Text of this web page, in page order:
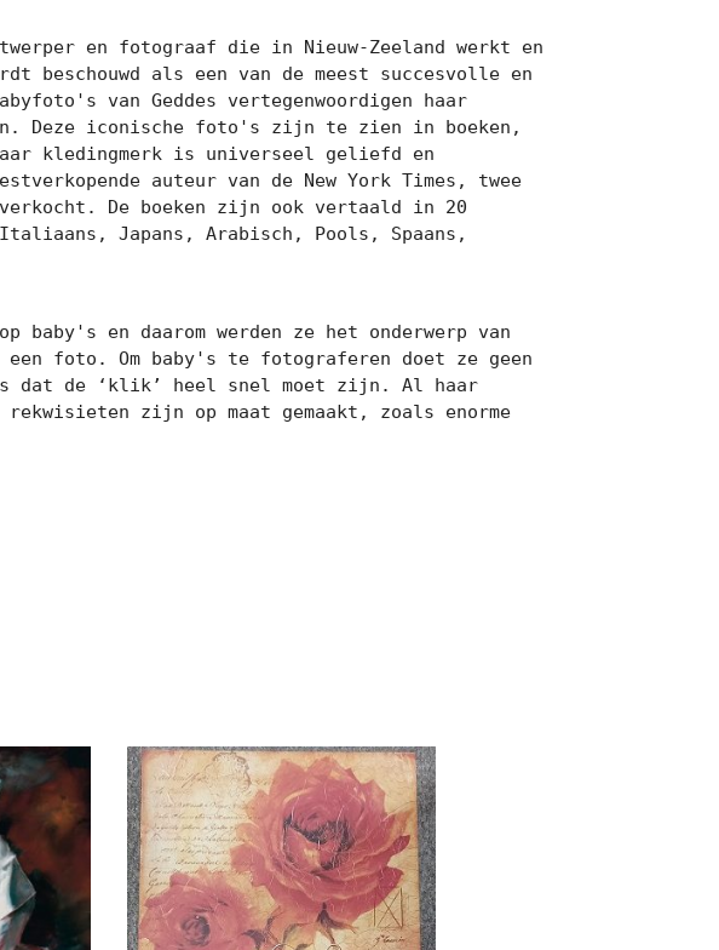
en fotograaf die in Nieuw-Zeeland werkt en
beschouwd als een van de meest succesvolle en
van Geddes vertegenwoordigen haar
Deze iconische foto's zijn te zien in boeken,
kledingmerk is universeel geliefd en
auteur van de New York Times, twee
De boeken zijn ook vertaald in 20
Japans, Arabisch, Pools, Spaans,
en daarom werden ze het onderwerp van
foto. Om baby's te fotograferen doet ze geen
dat de ‘klik’ heel snel moet zijn. Al haar
zijn op maat gemaakt, zoals enorme